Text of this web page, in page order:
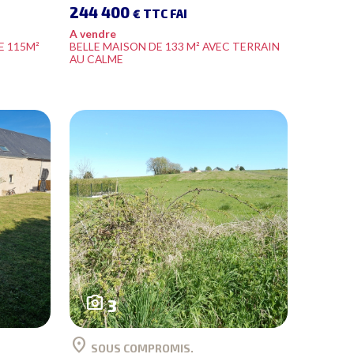
115M²
244 400 € TTC FAI
A vendre
BELLE MAISON DE 133 M² AVEC TERRAIN
AU CALME
photo_camera3
location_on SOUS COMPROMIS.